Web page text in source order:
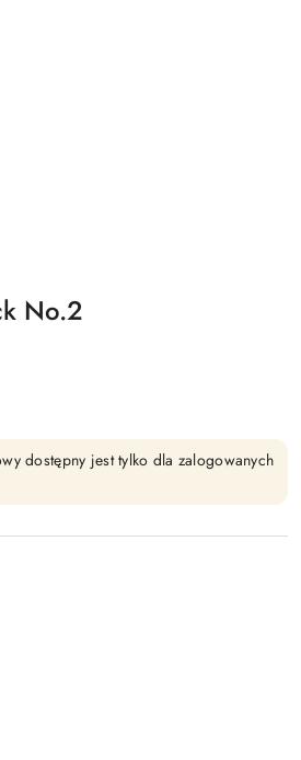
No.2
dostępny jest tylko dla zalogowanych